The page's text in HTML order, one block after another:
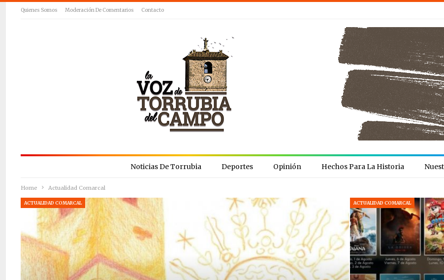
Quienes Somos Moderación De Comentarios Contacto
Noticias De Torrubia Deportes Opinión Hechos Para La Historia
Home Actualidad Comarcal
ACTUALIDAD COMARCAL ACTUALIDAD COMARCAL